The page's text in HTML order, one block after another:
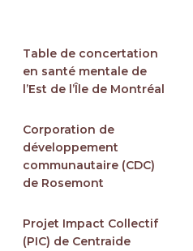
Table de concertation
en santé mentale de
l’Est de l’Île de Montréal
Corporation de
développement
communautaire (CDC)
de Rosemont
Projet Impact Collectif
(PIC) de Centraide